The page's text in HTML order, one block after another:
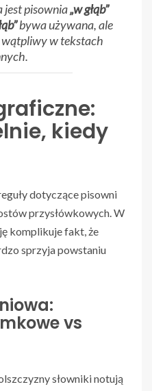
jest pisownia„w głąb”
bywa używana, ale
wątpliwy w tekstach
kiedy
dotyczące pisowni
przysłówkowych. W
komplikuje fakt, że
sprzyja powstaniu
vs
słowniki notują